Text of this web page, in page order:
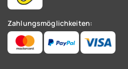
Zahlungsmöglichkeiten: